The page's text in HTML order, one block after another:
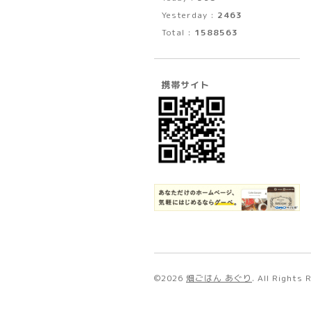
Yesterday : 2463
Total : 1588563
携帯サイト
©2026 畑ごはん あぐり . All Rights